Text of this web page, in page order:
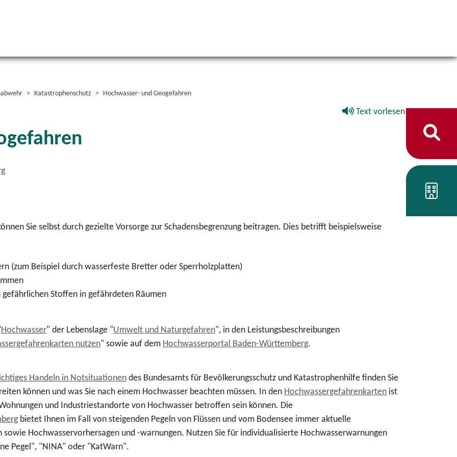
Katastrophenschutz Hochwasser- und Geogefahren
Text vorlesen
Sie selbst durch gezielte Vorsorge zur Schadensbegrenzung beitragen. Dies betrifft beispielsweise
(zum Beispiel durch wasserfeste Bretter oder Sperrholzplatten)
Stoffen in gefährdeten Räumen
Hochwasser" der Lebenslage "Umwelt und Naturgefahren", in den Leistungsbeschreibungen
nutzen" sowie auf dem Hochwasserportal Baden-Württemberg.
Handeln in Notsituationen des Bundesamts für Bevölkerungsschutz und Katastrophenhilfe finden Sie
können und was Sie nach einem Hochwasser beachten müssen. In den Hochwassergefahrenkarten ist
und Industriestandorte von Hochwasser betroffen sein können. Die
bietet Ihnen im Fall von steigenden Pegeln von Flüssen und vom Bodensee immer aktuelle
sowie Hochwasservorhersagen und -warnungen. Nutzen Sie für individualisierte Hochwasserwarnungen
Pegel", "NINA" oder "KatWarn".